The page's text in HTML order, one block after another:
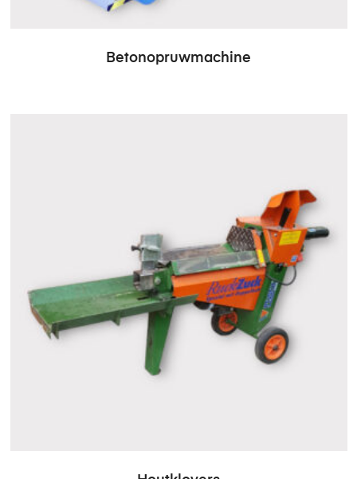
Betonopruwmachine